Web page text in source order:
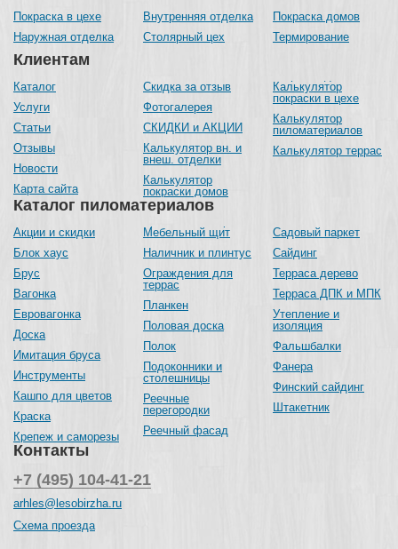
Каталог пиломатериалов
Акции и скидки
Блок хаус
Брус
Вагонка
Евровагонка
Доска
Имитация бруса
Инструменты
Кашпо для цветов
Краска
Крепеж и саморезы
Мебельный щит
Наличник и плинтус
Ограждения для
террас
Планкен
Половая доска
Полок
Подоконники и
столешницы
Реечные
перегородки
Реечный фасад
Садовый паркет
Сайдинг
Терраса дерево
Терраса ДПК и МПК
Утепление и
изоляция
Фальшбалки
Фанера
Финский сайдинг
Штакетник
Покраска в цехе
Наружная отделка
Внутренняя отделка
Столярный цех
Покраска домов
Термирование
Клиентам
Каталог
Услуги
Статьи
Отзывы
Новости
Карта сайта
Скидка за отзыв
Фотогалерея
СКИДКИ и АКЦИИ
Калькулятор вн. и
внеш. отделки
Калькулятор
покраски домов
Калькулятор
покраски в цехе
Калькулятор
пиломатериалов
Калькулятор террас
Контакты
+7 (495) 104-41-21
arhles@lesobirzha.ru
Схема проезда